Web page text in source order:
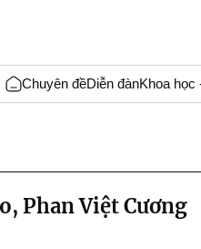
Chuyên đềDiễn đànKhoa học
Phan Việt Cương